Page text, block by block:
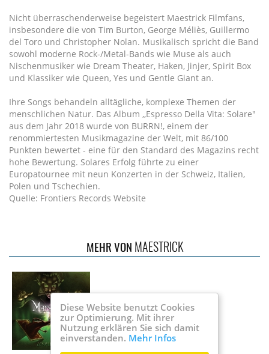
Nicht überraschenderweise begeistert Maestrick Filmfans,
insbesondere die von Tim Burton, George Méliès, Guillermo
del Toro und Christopher Nolan. Musikalisch spricht die Band
sowohl moderne Rock-/Metal-Bands wie Muse als auch
Nischenmusiker wie Dream Theater, Haken, Jinjer, Spirit Box
und Klassiker wie Queen, Yes und Gentle Giant an.
Ihre Songs behandeln alltägliche, komplexe Themen der
menschlichen Natur. Das Album ,,Espresso Della Vita: Solare"
aus dem Jahr 2018 wurde von BURRN!, einem der
renommiertesten Musikmagazine der Welt, mit 86/100
Punkten bewertet - eine für den Standard des Magazins recht
hohe Bewertung. Solares Erfolg führte zu einer
Europatournee mit neun Konzerten in der Schweiz, Italien,
Polen und Tschechien.
Quelle: Frontiers Records Website
MEHR VON MAESTRICK
Diese Website benutzt Cookies
zur Optimierung. Mit ihrer
Nutzung erklären Sie sich damit
einverstanden. Mehr Infos